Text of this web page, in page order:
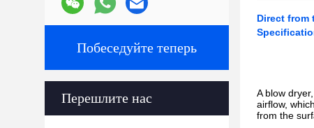
Побеседуйте теперь
Перешлите нас
Direct from
A blow
airflow,
from the